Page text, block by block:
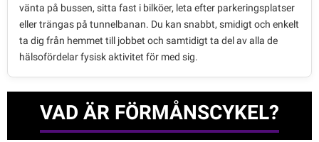
vänta på bussen, sitta fast i bilköer, leta efter parkeringsplatser
eller trängas på tunnelbanan. Du kan snabbt, smidigt och enkelt
ta dig från hemmet till jobbet och samtidigt ta del av alla de
hälsofördelar fysisk aktivitet för med sig.
VAD ÄR FÖRMÅNSCYKEL?